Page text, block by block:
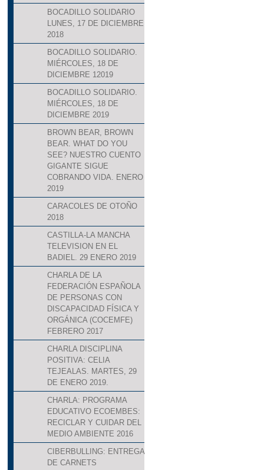
BOCADILLO SOLIDARIO
LUNES, 17 DE DICIEMBRE
2018
BOCADILLO SOLIDARIO.
MIÉRCOLES, 18 DE
DICIEMBRE 12019
BOCADILLO SOLIDARIO.
MIÉRCOLES, 18 DE
DICIEMBRE 2019
BROWN BEAR, BROWN
BEAR. WHAT DO YOU
SEE? NUESTRO CUENTO
GIGANTE SIGUE
COBRANDO VIDA. ENERO
2019
CARACOLES DE OTOÑO
2018
CASTILLA-LA MANCHA
TELEVISION EN EL
BADIEL. 29 ENERO 2019
CHARLA DE LA
FEDERACIÓN ESPAÑOLA
DE PERSONAS CON
DISCAPACIDAD FÍSICA Y
ORGÁNICA (COCEMFE)
FEBRERO 2017
CHARLA DISCIPLINA
POSITIVA: CELIA
TEJEALAS. MARTES, 29
DE ENERO 2019.
CHARLA: PROGRAMA
EDUCATIVO ECOEMBES:
RECICLAR Y CUIDAR DEL
MEDIO AMBIENTE 2016
CIBERBULLING: ENTREGA
DE CARNETS